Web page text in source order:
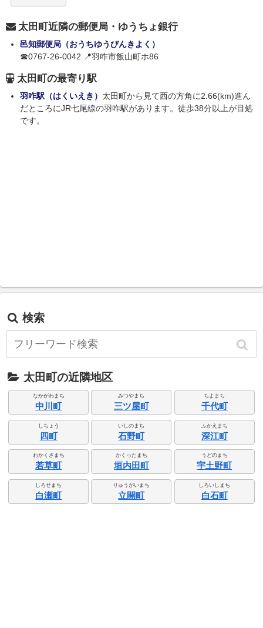
太田町近隣の郵便局・ゆうちょ銀行
邑知郵便局（おうちゆうびんきよく）
☎0767-26-0042 📍羽咋市飯山町ホ86
太田町の最寄り駅
羽咋駅（はくいえき） 太田町から見て西の方角に2.66(km)進ん
だところにJR七尾線の羽咋駅があります。徒歩38分以上が目処
です。
検索
太田町の近隣地区
なかがわまち
中川町
みつやまち
三ツ屋町
ちよまち
千代町
しちょう
四町
いしのまち
石野町
ふかえまち
深江町
わかくさまち
若草町
かくったまち
垣内田町
うどのまち
宇土野町
しろせまち
白瀬町
りゅうがいまち
立開町
しろいしまち
白石町